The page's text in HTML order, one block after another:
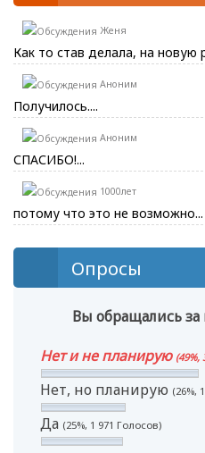
Женя
Как то став делала, на новую
Аноним
Получилось....
Аноним
СПАСИБО!...
1000лет
потому что это не возможно...
Опросы
Вы обращались
Нет и не планирую (49%,
Нет, но планирую (26%,
Да (25%, 1 971 Голосов)